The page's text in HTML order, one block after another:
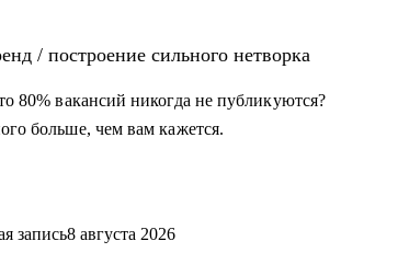
/ построение сильного нетворка
80% вакансий никогда не публикуются?
больше, чем вам кажется.
запись8 августа 2026